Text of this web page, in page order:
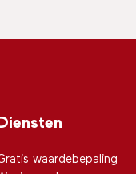
Diensten
waardebepaling